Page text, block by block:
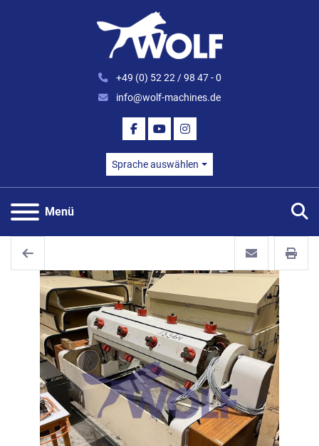
+49 (0) 52 22 / 98 47 - 0
info@wolf-machines.de
FACEBOOK
YOUTUBEINSTAGRAM
Sprache auswählen
Menü